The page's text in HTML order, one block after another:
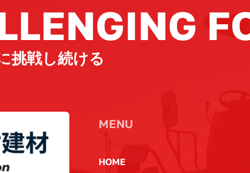
挑戦し続ける
MENU
HOME